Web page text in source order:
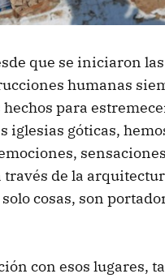
que se iniciaron las
humanas
para
iglesias góticas,
de la
cosas, son
con esos lugares,